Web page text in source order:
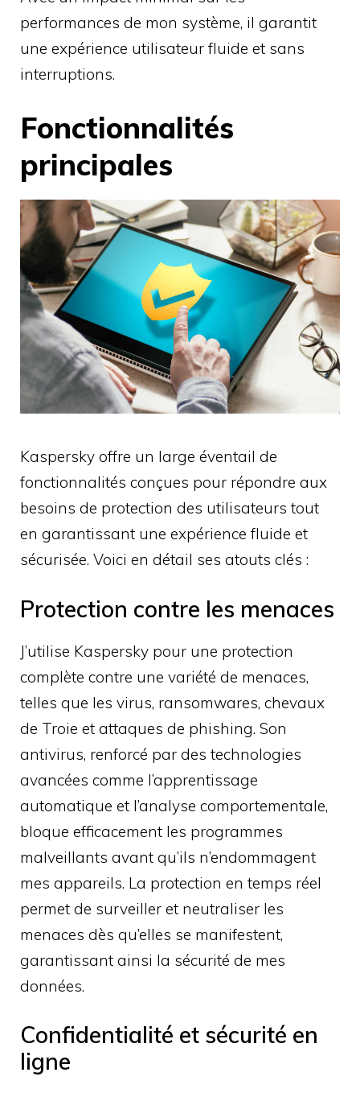
performances de mon système, il garantit
une expérience utilisateur fluide et sans
interruptions.
Fonctionnalités
principales
Kaspersky offre un large éventail de
fonctionnalités conçues pour répondre aux
besoins de protection des utilisateurs tout
en garantissant une expérience fluide et
sécurisée. Voici en détail ses atouts clés :
Protection contre les menaces
J’utilise Kaspersky pour une protection
complète contre une variété de menaces,
telles que les virus, ransomwares, chevaux
de Troie et attaques de phishing. Son
antivirus, renforcé par des technologies
avancées comme l’apprentissage
automatique et l’analyse comportementale,
bloque efficacement les programmes
malveillants avant qu’ils n’endommagent
mes appareils. La protection en temps réel
permet de surveiller et neutraliser les
menaces dès qu’elles se manifestent,
garantissant ainsi la sécurité de mes
données.
Confidentialité et sécurité en
ligne